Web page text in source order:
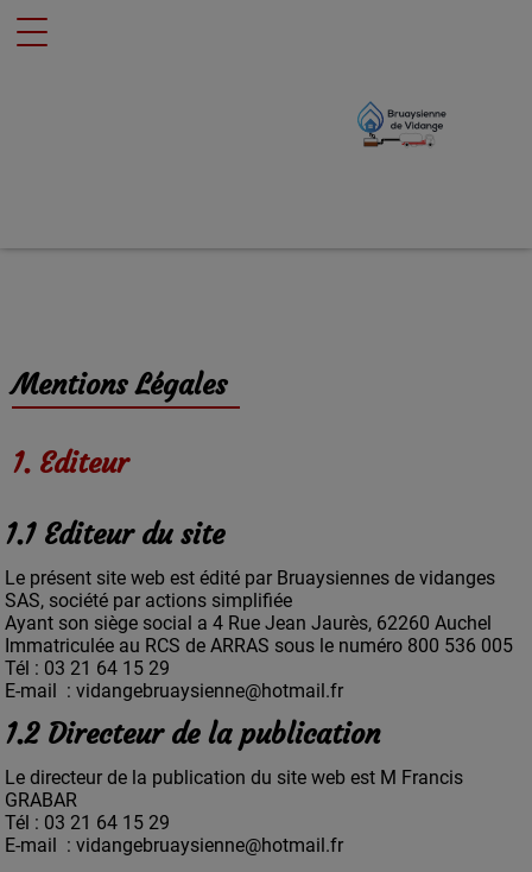
Mentions Légales
1. Editeur
1.1 Editeur du site
Le présent site web est édité par Bruaysiennes de vidanges
SAS, société par actions simplifiée
Ayant son siège social a 4 Rue Jean Jaurès, 62260 Auchel
Immatriculée au RCS de ARRAS sous le numéro 800 536 005
Tél : 03 21 64 15 29
E-mail : vidangebruaysienne@hotmail.fr
1.2 Directeur de la publication
Le directeur de la publication du site web est M Francis
GRABAR
Tél : 03 21 64 15 29
E-mail : vidangebruaysienne@hotmail.fr